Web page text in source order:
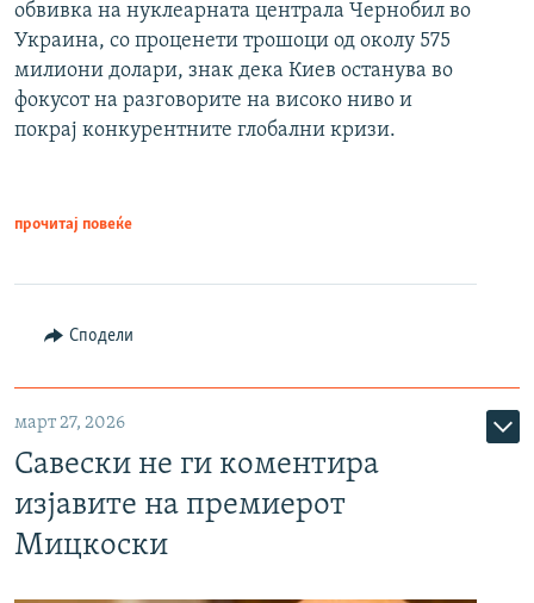
обвивка на нуклеарната централа Чернобил во
Украина, со проценети трошоци од околу 575
милиони долари, знак дека Киев останува во
фокусот на разговорите на високо ниво и
покрај конкурентните глобални кризи.
прочитај повеќе
Сподели
март 27, 2026
Савески не ги коментира
изјавите на премиерот
Мицкоски